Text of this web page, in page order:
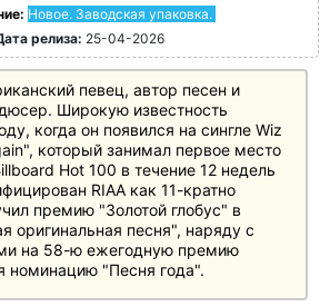
Новое. Заводская упаковка.
релиза: 25-04-2026
певец, автор песен и
Широкую известность
когда он появился на сингле Wiz
который занимал первое место
Hot 100 в течение 12 недель
RIAA как 11-кратно
премию "Золотой глобус" в
оригинальная песня", наряду с
на 58-ю ежегодную премию
номинацию "Песня года".